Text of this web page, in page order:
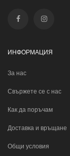
ИНФОРМАЦИЯ
За нас
Свържете се с нас
Как да поръчам
Доставка и връщане
Общи условия